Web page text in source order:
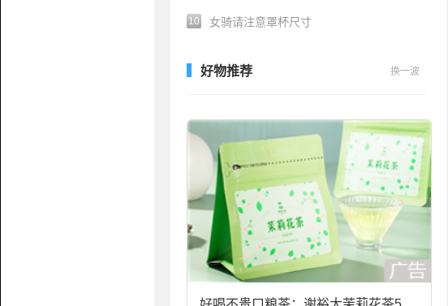
10 女骑请注意罩杯尺寸
好物推荐 换一波